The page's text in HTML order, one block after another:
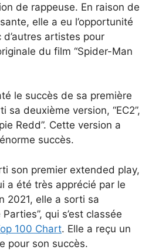
de rappeuse. En raison de
elle a eu l’opportunité
artistes pour
du film “Spider-Man
le succès de sa première
sa deuxième version, “EC2”,
Redd”. Cette version a
succès.
son premier extended play,
a été très apprécié par le
2021, elle a sorti sa
qui s’est classée
100 Chart. Elle a reçu un
pour son succès.